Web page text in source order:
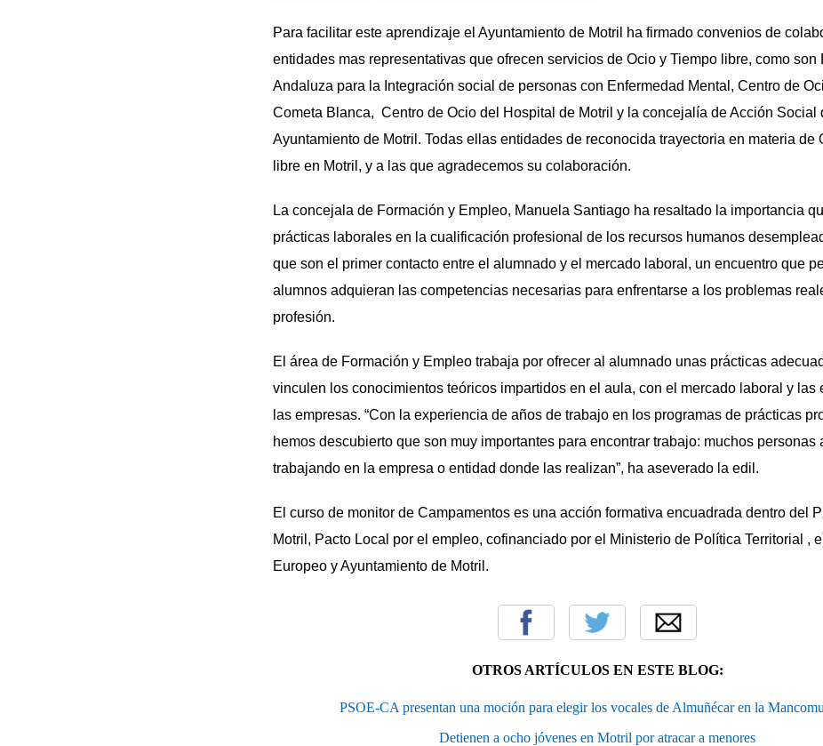
Para facilitar este aprendizaje el Ayuntamiento de Motril ha firmado convenios de
entidades mas representativas que ofrecen servicios de Ocio y Tiempo libre, como son
Andaluza para la Integración social de personas con Enfermedad Mental, Centro de
Cometa Blanca, Centro de Ocio del Hospital de Motril y la concejalía de Acción Social
Ayuntamiento de Motril. Todas ellas entidades de reconocida trayectoria en materia de
libre en Motril, y a las que agradecemos su colaboración.
La concejala de Formación y Empleo, Manuela Santiago ha resaltado la importancia
prácticas laborales en la cualificación profesional de los recursos humanos
que son el primer contacto entre el alumnado y el mercado laboral, un encuentro que
alumnos adquieran las competencias necesarias para enfrentarse a los problemas
profesión.
El área de Formación y Empleo trabaja por ofrecer al alumnado unas prácticas
vinculen los conocimientos teóricos impartidos en el aula, con el mercado laboral y las
las empresas. “Con la experiencia de años de trabajo en los programas de prácticas
hemos descubierto que son muy importantes para encontrar trabajo: muchos personas
trabajando en la empresa o entidad donde las realizan”, ha aseverado la edil.
El curso de monitor de Campamentos es una acción formativa encuadrada dentro del
Motril, Pacto Local por el empleo, cofinanciado por el Ministerio de Política Territorial ,
Europeo y Ayuntamiento de Motril.
OTROS ARTÍCULOS EN ESTE BLOG:
PSOE-CA presentan una moción para elegir los vocales de Almuñécar en la
Detienen a ocho jóvenes en Motril por atracar a menores